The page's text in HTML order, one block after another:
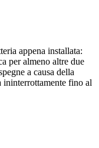
appena installata:
per almeno altre due
a causa della
ininterrottamente fino al